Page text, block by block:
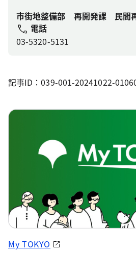
市街地整備部 再開発課 民間
電話
03-5320-5131
記事ID：039-001-20241022-
My TOKYO